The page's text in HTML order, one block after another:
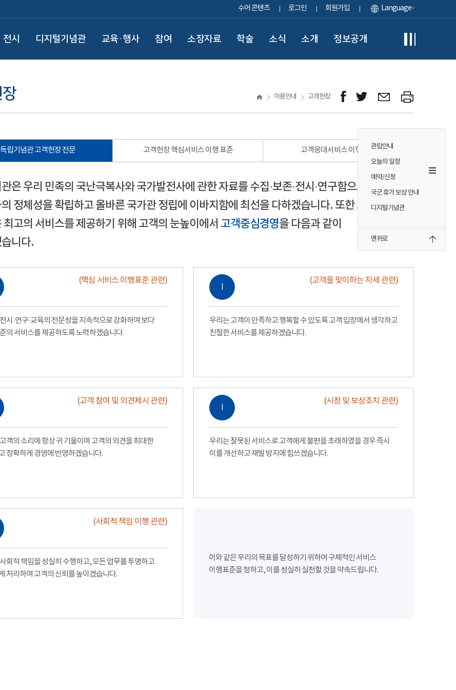
수어 콘텐츠 로그인 회원가입 Language
전시 디지털기념관 교육·행사 참여 소장자료 학술 소식 소개 정보공개
관람안내
오늘의 일정
예약/신청
국군 휴가 보상 안내
디지털기념관
맨위로
이용안내 고객헌장
독립기념관 고객헌장 전문 고객헌장 핵심서비스 이행 표준 고객응대서비스 이행 표준
은 우리 민족의 국난극복사와 국가발전사에 관한 자료를 수집·보존·전시·연구함으로써
정체성을 확립하고 올바른 국가관 정립에 이바지함에 최선을 다하겠습니다. 또한 모든
최고의 서비스를 제공하기 위해 고객의 눈높이에서 고객중심경영을 다음과 같이
니다.
(핵심 서비스 이행표준 관련)
시·연구·교육의 전문성을 지속적으로 강화하여 보다
의 서비스를 제공하도록 노력하겠습니다.
Ⅰ
(고객을 맞이하는 자세 관련)
우리는 고객이 만족하고 행복할 수 있도록 고객 입장에서 생각하고
친절한 서비스를 제공하겠습니다.
(고객 참여 및 의견제시 관련)
객의 소리에 항상 귀 기울이며 고객의 의견을 최대한
정확하게 경영에 반영하겠습니다.
Ⅰ
(시정 및 보상조치 관련)
우리는 잘못된 서비스로 고객에게 불편을 초래하였을 경우 즉시
이를 개선하고 재발 방지에 힘쓰겠습니다.
(사회적 책임 이행 관련)
회적 책임을 성실히 수행하고, 모든 업무를 투명하고
처리하여 고객의 신뢰를 높이겠습니다.
이와 같은 우리의 목표를 달성하기 위하여 구체적인 서비스
이행표준을 정하고, 이를 성실히 실천할 것을 약속드립니다.